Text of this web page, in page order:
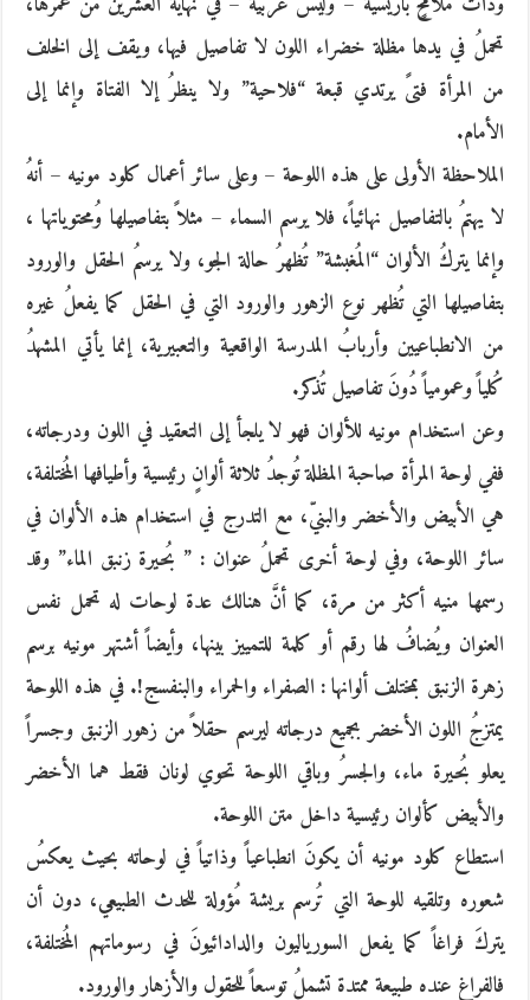
تحملُ في يدها مظلة خضراء اللون لا تفاصيل فيها، ويقف إلى الخلف
من المرأة فتىً يرتدي قبعة “فلاحية” ولا ينظرُ إلا الفتاة وإنما إلى
الأمام.
الملاحظة الأولى على هذه اللوحة – وعلى سائر أعمال كلود مونيه – أنهُ
لا يهتمُ بالتفاصيل نهائياً، فلا يرسم السماء – مثلاً بتفاصيلها وُمحتوياتها ،
وإنما يتركُ الألوان “المُغبشة” تُظهرُ حالة الجو، ولا يرسمُ الحقل والورود
بتفاصيلها التي تُظهر نوع الزهور والورود التي في الحقل كما يفعلُ غيره
من الانطباعيين وأربابُ المدرسة الواقعية والتعبيرية، إنما يأتي المشهدُ
كُلياً وعمومياً دُونَ تفاصيل تُذكر.
وعن استخدام مونيه للألوان فهو لا يلجأ إلى التعقيد في اللون ودرجاته،
ففي لوحة المرأة صاحبة المظلة تُوجدُ ثلاثة ألوانٍ رئيسية وأطيافها المُختلفة،
هي الأبيض والأخضر والبنيّ، مع التدرج في استخدام هذه الألوان في
سائر اللوحة، وفي لوحة أخرى تحملُ عنوان : ” بُحيرة زنبق الماء” وقد
رسمها منيه أكثر من مرة، كما أنَّ هنالك عدة لوحات له تحمل نفس
العنوان ويُضافُ لها رقم أو كلمة للتمييز بينها، وأيضاً أشتهر مونيه برسم
زهرة الزنبق بمختلف ألوانها : الصفراء والحمراء والبنفسج!. في هذه اللوحة
يمتزجُ اللون الأخضر بجميع درجاته ليرسم حقلاً من زهور الزنبق وجسراً
يعلو بُحيرة ماء، والجسرُ وباقي اللوحة تحوي لونان فقط هما الأخضر
والأبيض كألوان رئيسية داخل متن اللوحة.
استطاع كلود مونيه أن يكونَ انطباعياً وذاتياً في لوحاته بحيث يعكسُ
شعوره وتلقيه للوحة التي تُرسم بريشة مُؤولة للحدث الطبيعي، دون أن
يتركَ فراغاً كما يفعل السورياليون والدادائيونَ في رسوماتهم المُختلفة،
فالفراغ عنده طبيعة ممتدة تشملُ توسعاً للحقول والأزهار والورود.